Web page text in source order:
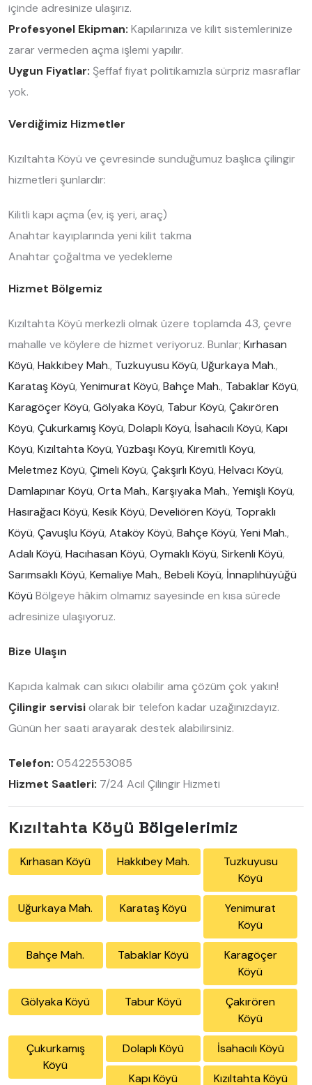
içinde adresinize ulaşırız.
Profesyonel Ekipman: Kapılarınıza ve kilit sistemlerinize
zarar vermeden açma işlemi yapılır.
Uygun Fiyatlar: Şeffaf fiyat politikamızla sürpriz masraflar
yok.
Verdiğimiz Hizmetler
Kızıltahta Köyü ve çevresinde sunduğumuz başlıca çilingir
hizmetleri şunlardır:
Kilitli kapı açma (ev, iş yeri, araç)
Anahtar kayıplarında yeni kilit takma
Anahtar çoğaltma ve yedekleme
Hizmet Bölgemiz
Kızıltahta Köyü merkezli olmak üzere toplamda 43, çevre
mahalle ve köylere de hizmet veriyoruz. Bunlar; Kırhasan
Köyü, Hakkıbey Mah., Tuzkuyusu Köyü, Uğurkaya Mah.,
Karataş Köyü, Yenimurat Köyü, Bahçe Mah., Tabaklar Köyü,
Karagöçer Köyü, Gölyaka Köyü, Tabur Köyü, Çakırören
Köyü, Çukurkamış Köyü, Dolaplı Köyü, İsahacılı Köyü, Kapı
Köyü, Kızıltahta Köyü, Yüzbaşı Köyü, Kiremitli Köyü,
Meletmez Köyü, Çimeli Köyü, Çakşırlı Köyü, Helvacı Köyü,
Damlapınar Köyü, Orta Mah., Karşıyaka Mah., Yemişli Köyü,
Hasırağacı Köyü, Kesik Köyü, Develiören Köyü, Topraklı
Köyü, Çavuşlu Köyü, Ataköy Köyü, Bahçe Köyü, Yeni Mah.,
Adalı Köyü, Hacıhasan Köyü, Oymaklı Köyü, Sirkenli Köyü,
Sarımsaklı Köyü, Kemaliye Mah., Bebeli Köyü, İnnaplıhüyüğü
Köyü Bölgeye hâkim olmamız sayesinde en kısa sürede
adresinize ulaşıyoruz.
Bize Ulaşın
Kapıda kalmak can sıkıcı olabilir ama çözüm çok yakın!
Çilingir servisiolarak bir telefon kadar uzağınızdayız.
Günün her saati arayarak destek alabilirsiniz.
Telefon: 05422553085
Hizmet Saatleri: 7/24 Acil Çilingir Hizmeti
Kızıltahta Köyü Bölgelerimiz
Kırhasan Köyü Hakkıbey Mah.
Tuzkuyusu
Köyü
Uğurkaya Mah. Karataş Köyü
Yenimurat
Köyü
Bahçe Mah. Tabaklar Köyü
Karagöçer
Köyü
Gölyaka Köyü Tabur Köyü
Çakırören
Köyü
Çukurkamış
Köyü
Dolaplı Köyü İsahacılı Köyü
Kapı Köyü Kızıltahta Köyü